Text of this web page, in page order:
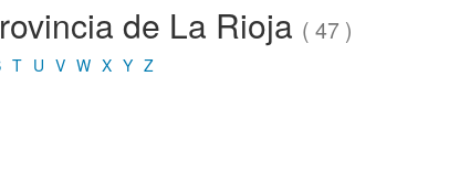
de La Rioja ( 47 )
T U V W X Y Z